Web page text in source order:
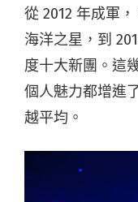
從 2012 年成軍
海洋之星，到
度十大新團。這
個人魅力都增進
越平均。